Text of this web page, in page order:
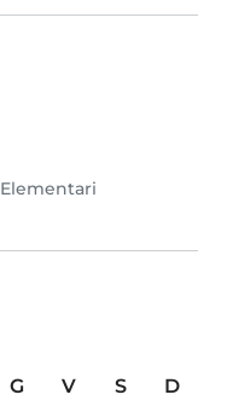
Elementari
G V S
D